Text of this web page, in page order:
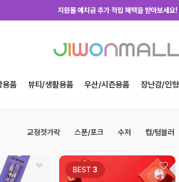
지원몰 위탁배송을 신청하세요!
지금 가입하고 첫구매 혜택 받아가세요!
용품 뷰티/생활용품 우산/시즌용품 장난감/인형
교정젓가락 스푼/포크 수저 컵/텀블러
BEST 3